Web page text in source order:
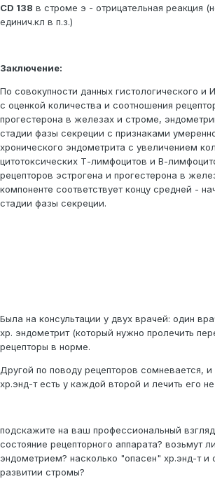
CD 138 в строме э - отрицательная реакция
единич.кл в п.з.)
Заключение:
По совокупности данных гистологического и
с оценкой количества и соотношения
прогестерона в железах и строме,
стадии фазы секреции с признаками
хронического эндометрита с увеличением
цитотоксических Т-лимфоцитов и В-
рецепторов эстрогена и прогестерона в
компоненте соответствует концу средней -
стадии фазы секреции.
Была на консультации у двух врачей: один
хр. эндометрит (который нужно пролечить
рецепторы в норме.
Другой по поводу рецепторов сомневается, и
хр.энд-т есть у каждой второй и лечить его
подскажите на ваш профессиональный
состояние рецепторного аппарата? возьмут
эндометрием? насколько "опасен" хр.энд-т и
развитии стромы?